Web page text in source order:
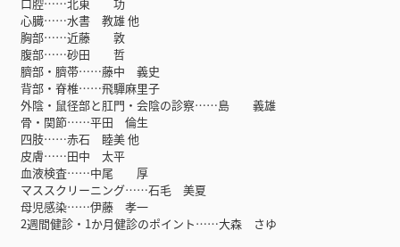
心臓……水書 教雄 他
胸部……近藤 敦
腹部……砂田 哲
臍部・臍帯……藤中 義史
背部・脊椎……飛驒麻里子
外陰・鼠径部と肛門・会陰の診察……島 義雄
骨・関節……平田 倫生
四肢……赤石 睦美 他
皮膚……田中 太平
血液検査……中尾 厚
マススクリーニング……石毛 美夏
母児感染……伊藤 孝一
2週間健診・1か月健診のポイント……大森 さゆ